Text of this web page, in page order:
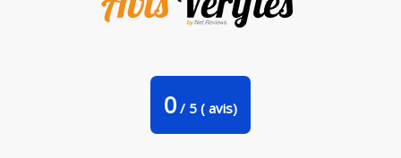
0 / 5 ( avis)